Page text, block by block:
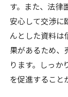
す。また、法律
安心して交渉に
んとした資料は
果があるため、
ります。しっか
を促進すること